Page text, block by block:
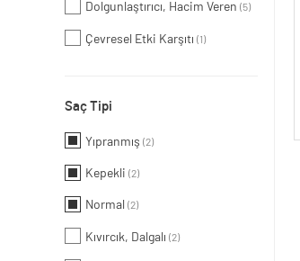
Dolgunlaştırıcı, Hacim Veren (5)
Çevresel Etki Karşıtı (1)
Saç Tipi
Yıpranmış (2)
Kepekli (2)
Normal (2)
Kıvırcık, Dalgalı (2)